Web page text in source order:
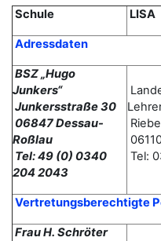
Schule LISA
Adressdaten
BSZ „Hugo
Junkers“
Junkersstraße 30
06847 Dessau-
Roßlau
Tel: 49 (0) 0340
204 2043
Tel:
Vertretungsberechtigte
Frau H. Schröter